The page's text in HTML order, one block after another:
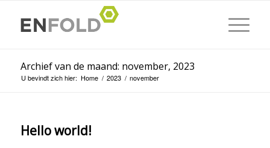
Archief van de maand: november, 2023
U bevindt zich hier: Home / 2023 / november
Hello world!